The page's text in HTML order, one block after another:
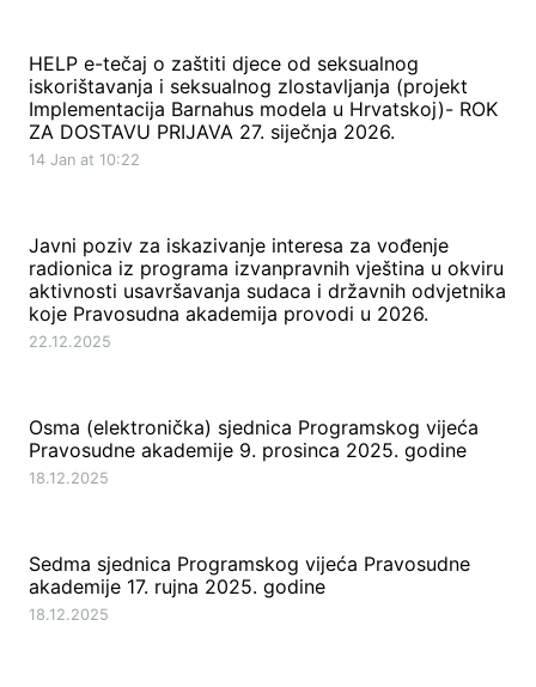
HELP e-tečaj o zaštiti djece od seksualnog
iskorištavanja i seksualnog zlostavljanja (projekt
Implementacija Barnahus modela u Hrvatskoj)- ROK
ZA DOSTAVU PRIJAVA 27. siječnja 2026.
14 Jan at 10:22
Javni poziv za iskazivanje interesa za vođenje
radionica iz programa izvanpravnih vještina u okviru
aktivnosti usavršavanja sudaca i državnih odvjetnika
koje Pravosudna akademija provodi u 2026.
22.12.2025
Osma (elektronička) sjednica Programskog vijeća
Pravosudne akademije 9. prosinca 2025. godine
18.12.2025
Sedma sjednica Programskog vijeća Pravosudne
akademije 17. rujna 2025. godine
18.12.2025